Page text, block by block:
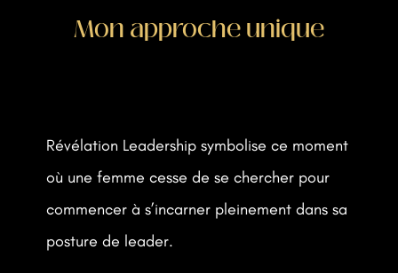
Mon approche unique
Révélation Leadership symbolise ce moment
où une femme cesse de se chercher pour
commencer à s’incarner pleinement dans sa
posture de leader.